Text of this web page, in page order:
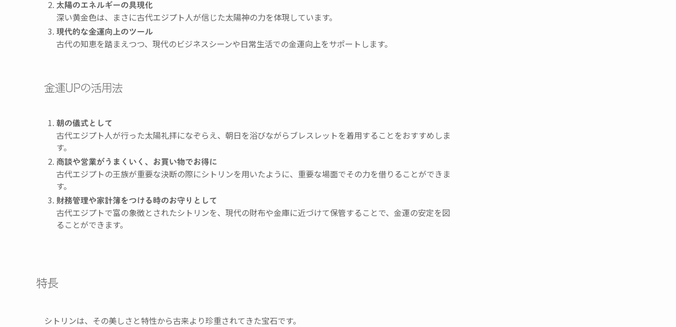
太陽のエネルギーの具現化
深い黄金色は、まさに古代エジプト人が信じた太陽神の力を体現しています。
現代的な金運向上のツール
古代の知恵を踏まえつつ、現代のビジネスシーンや日常生活での金運向上をサポートします。
金運UPの活用法
朝の儀式として
古代エジプト人が行った太陽礼拝になぞらえ、朝日を浴びながらブレスレットを着用することをおすすめしま
す。
商談や営業がうまくいく、お買い物でお得に
古代エジプトの王族が重要な決断の際にシトリンを用いたように、重要な場面でその力を借りることができま
す。
財務管理や家計簿をつける時のお守りとして
古代エジプトで富の象徴とされたシトリンを、現代の財布や金庫に近づけて保管することで、金運の安定を図
ることができます。
特長
シトリンは、その美しさと特性から古来より珍重されてきた宝石です。